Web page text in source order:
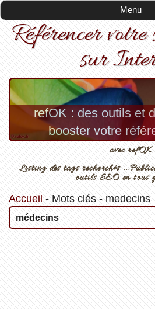
Menu
Référencer
sur
refOK : des outils et
booster votre
avec refOK
Listing des tags recherchés
outils SEO en tous
Accueil - Mots clés- medecins
médecins